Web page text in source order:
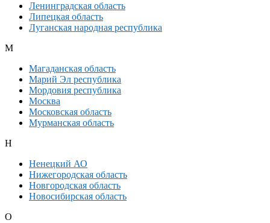
Ленинградская область
Липецкая область
Луганская народная республика
М
Магаданская область
Марий Эл республика
Мордовия республика
Москва
Московская область
Мурманская область
Н
Ненецкий АО
Нижегородская область
Новгородская область
Новосибирская область
О